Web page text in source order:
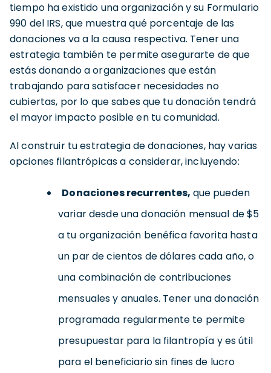
tiempo ha existido una organización y su Formulario
990 del IRS, que muestra qué porcentaje de las
donaciones va a la causa respectiva. Tener una
estrategia también te permite asegurarte de que
estás donando a organizaciones que están
trabajando para satisfacer necesidades no
cubiertas, por lo que sabes que tu donación tendrá
el mayor impacto posible en tu comunidad.
Al construir tu estrategia de donaciones, hay varias
opciones filantrópicas a considerar, incluyendo:
Donaciones recurrentes, que pueden
variar desde una donación mensual de $5
a tu organización benéfica favorita hasta
un par de cientos de dólares cada año, o
una combinación de contribuciones
mensuales y anuales. Tener una donación
programada regularmente te permite
presupuestar para la filantropía y es útil
para el beneficiario sin fines de lucro